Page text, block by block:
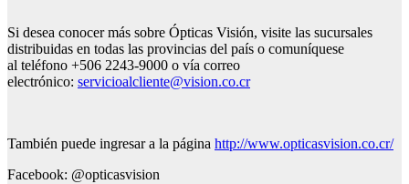
Si desea conocer más sobre Ópticas Visión, visite las sucursales
distribuidas en todas las provincias del país o comuníquese
al teléfono +506 2243-9000 o vía correo
electrónico: servicioalcliente@vision.co.cr
También puede ingresar a la página http://www.opticasvision.co.cr/
Facebook: @opticasvision